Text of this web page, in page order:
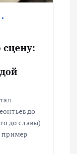
до
до славы)
пример